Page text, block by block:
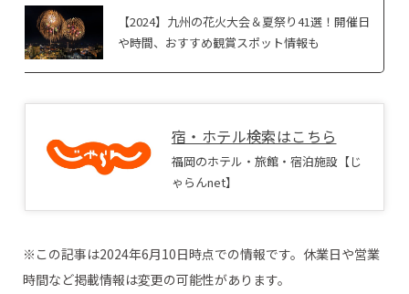
【2024】九州の花火大会＆夏祭り41選！開催日
や時間、おすすめ観賞スポット情報も
宿・ホテル検索はこちら
福岡のホテル・旅館・宿泊施設【じ
ゃらんnet】
※この記事は2024年6月10日時点での情報です。休業日や営業
時間など掲載情報は変更の可能性があります。